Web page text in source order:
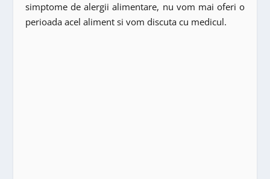
simptome de alergii alimentare, nu vom mai oferi o
perioada acel aliment si vom discuta cu medicul.